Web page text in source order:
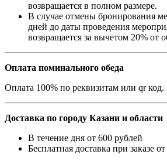
возвращается в полном размере.
В случае отмены бронирования
дней до даты проведения
возвращается за вычетом 20% от
Оплата поминального обеда
Оплата 100% по реквизитам или qr код.
Доставка по городу Казани и области
В течение дня от 600 рублей
Бесплатная доставка при заказе